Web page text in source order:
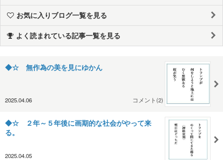
お気に入りブログ一覧を見る
よく読まれている記事一覧を見る
◆☆ 無作為の美を見にゆかん
2025.04.06 コメント(2)
◆☆ ２年～５年後に画期的な社会がやって来
る。
2025.04.05